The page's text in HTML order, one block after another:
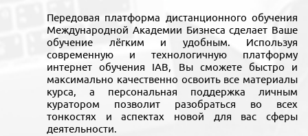
Передовая платформа дистанционного обучения
Международной Академии Бизнеса сделает Ваше
обучение лёгким и удобным. Используя
современную и технологичную платформу
интернет обучения IAB, Вы сможете быстро и
максимально качественно освоить все материалы
курса, а персональная поддержка личным
куратором позволит разобраться во всех
тонкостях и аспектах новой для вас сферы
деятельности.